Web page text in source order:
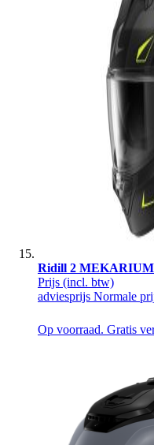
Ridill 2 MEKARIUM
Prijs (incl. btw)
adviesprijs Normale
Op voorraad. Gratis